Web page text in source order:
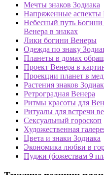
Мечты знаков Зодиака
Напряженные аспекты
Небесный путь
Венера в знаках
Лики богини Венеры
Одежда по знаку
Планеты в домах
Проект Венера в
Проекции планет в
Растения знаков
Ретроградная Венера
Ритмы красоты для
Ритуалы для встречи
Сексуальный гороскоп
Художественная
Цвета и знаки Зодиака
Экономика любви в
Пуджи (божествам 9